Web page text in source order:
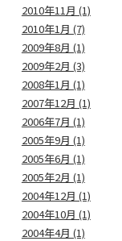
2010年11月 (1)
2010年1月 (7)
2009年8月 (1)
2009年2月 (3)
2008年1月 (1)
2007年12月 (1)
2006年7月 (1)
2005年9月 (1)
2005年6月 (1)
2005年2月 (1)
2004年12月 (1)
2004年10月 (1)
2004年4月 (1)